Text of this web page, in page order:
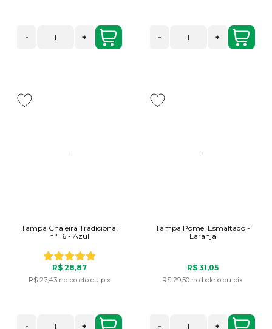
- + - +
Tampa Chaleira Tradicional
n° 16 - Azul
R$ 28,87
R$ 27,43 no boleto ou pix
- +
Tampa Pomel Esmaltado -
Laranja
R$ 31,05
R$ 29,50 no boleto ou pix
- +